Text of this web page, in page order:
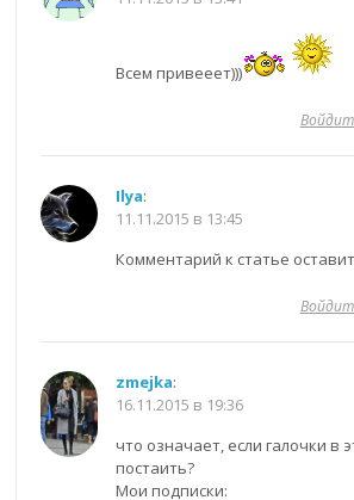
Всем привееет)))
Ilya:
11.11.2015 в 13:45
Комментарий к статье
zmejka:
16.11.2015 в 19:36
что означает, если галочки в
постаить?
Мои подписки: